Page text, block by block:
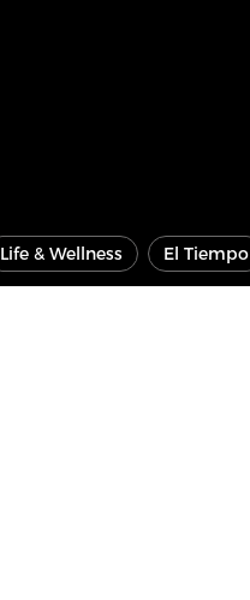
Life & Wellness El Tiempo